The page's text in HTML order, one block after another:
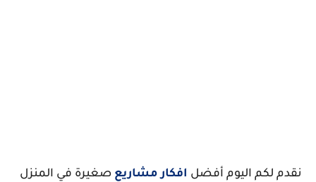
نقدم لكم اليوم أفضل افكار مشاريع صغيرة في المنزل